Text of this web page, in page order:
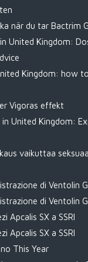
när du tar Bactrim
United Kingdom:
Kingdom: how
Vigoras effekt
in United Kingdom:
vaikuttaa
di Ventolin
di Ventolin
Apcalis SX a SSRI
Apcalis SX a SSRI
This Year